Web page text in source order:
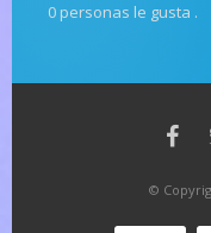
0 personas le gusta .
©